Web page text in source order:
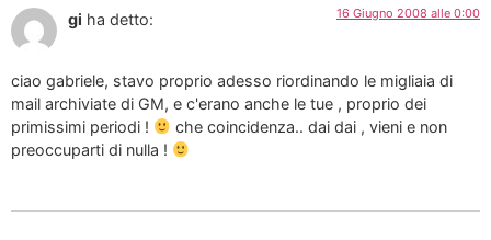
gi ha detto: 16 Giugno 2008 alle 0:00
ciao gabriele, stavo proprio adesso riordinando le migliaia di
mail archiviate di GM, e c'erano anche le tue , proprio dei
primissimi periodi !
che coincidenza.. dai dai , vieni e non
preoccuparti di nulla !